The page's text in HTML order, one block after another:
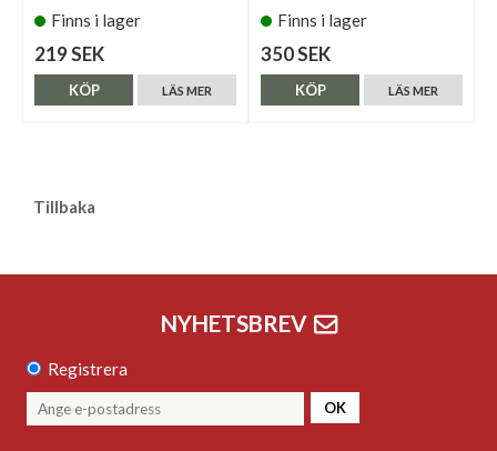
Finns i lager
219 SEK
LÄS MER
KÖP
Finns i lager
350 SEK
LÄS MER
KÖP
Tillbaka
NYHETSBREV
Registrera
OK